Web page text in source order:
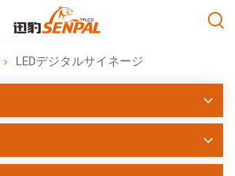
LEDデジタルサイネージ